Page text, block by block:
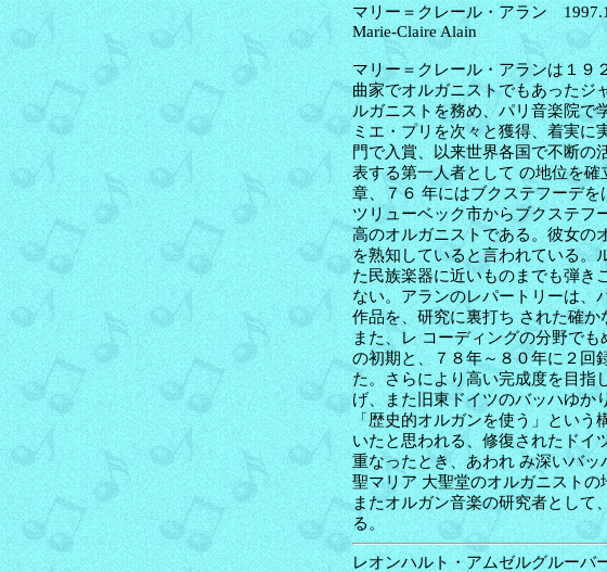
マリー＝クレール・アラン
Marie-Claire Alain
マリー＝クレール・アランは１９
曲家でオルガニストでもあったジ
ルガニストを務め、パリ音楽院で
ミエ・プリを次々と獲得、着実に
門で入賞、以来世界各国で不断の
表する第一人者として の地位を
章、７６ 年にはブクステフーデ
ツリューベック市からブクステフ
高のオルガニストである。彼女の
を熟知していると言われている。
た民族楽器に近いものまでも弾き
ない。アランのレパートリーは、
作品を、研究に裏打ち された確
また、レ コーディングの分野で
の初期と、７８年～８０年に２回
た。さらにより高い完成度を目指
げ、また旧東ドイツのバッハゆか
「歴史的オルガンを使う」とい
いたと思われる、修復されたドイ
重なったとき、あわれ み深いバ
聖マリア 大聖堂のオルガニスト
またオルガン音楽の研究者として
る。
レオンハルト・アムゼルグルー